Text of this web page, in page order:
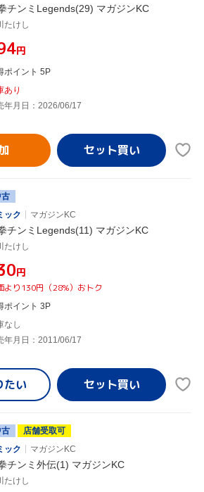
チンミLegends(29) マガジンKC
たけし
円
ポイント 5P
あり
年月日：2026/06/17
ック
マガジンKC
チンミLegends(11) マガジンKC
たけし
円
より130円（28%）おトク
ポイント 3P
なし
年月日：2011/06/17
たい
店舗受取可
ック
マガジンKC
チンミ外伝(1) マガジンKC
たけし